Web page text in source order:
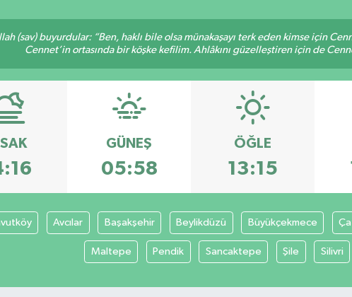
(sav) buyurdular: “Ben, haklı bile olsa münakaşayı terk eden kimse için
Cennet’in ortasında bir köşke kefilim. Ahlâkını güzelleştiren için de
GÜNEŞ
05:58
ÖĞLE
13:15
Avcılar Başakşehir Beylikdüzü Büyükçekmece
Maltepe Pendik Sancaktepe Şile Silivri